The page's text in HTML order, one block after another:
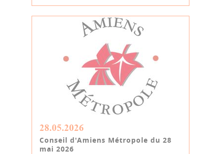
28.05.2026
Conseil d'Amiens Métropole du 28
mai 2026